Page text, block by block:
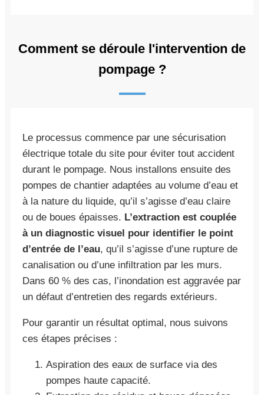
Comment se déroule l'intervention de
pompage ?
Le processus commence par une sécurisation
électrique totale du site pour éviter tout accident
durant le pompage. Nous installons ensuite des
pompes de chantier adaptées au volume d’eau et
à la nature du liquide, qu’il s’agisse d’eau claire
ou de boues épaisses. L’extraction est couplée
à un diagnostic visuel pour identifier le point
d’entrée de l’eau, qu’il s’agisse d’une rupture de
canalisation ou d’une infiltration par les murs.
Dans 60 % des cas, l’inondation est aggravée par
un défaut d’entretien des regards extérieurs.
Pour garantir un résultat optimal, nous suivons
ces étapes précises :
Aspiration des eaux de surface via des
pompes haute capacité.